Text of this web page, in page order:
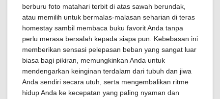
berburu foto matahari terbit di atas sawah berundak,
atau memilih untuk bermalas-malasan seharian di teras
homestay sambil membaca buku favorit Anda tanpa
perlu merasa bersalah kepada siapa pun. Kebebasan ini
memberikan sensasi pelepasan beban yang sangat luar
biasa bagi pikiran, memungkinkan Anda untuk
mendengarkan keinginan terdalam dari tubuh dan jiwa
Anda sendiri secara utuh, serta mengembalikan ritme
hidup Anda ke kecepatan yang paling nyaman dan